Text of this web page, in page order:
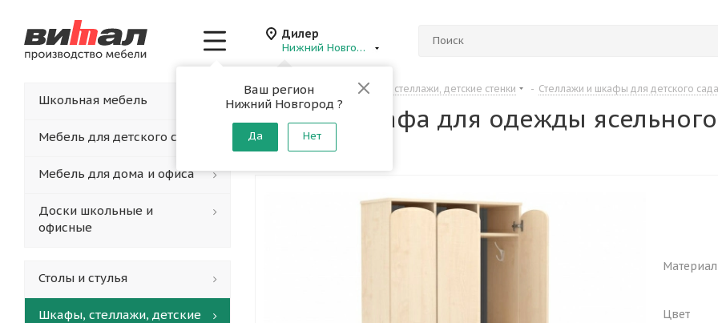
Дилер
Нижний Новгород
Ваш регион
Нижний Новгород ?
Да Нет
Главная - Каталог Шкафы, стеллажи, детские стенки - Стеллажи и шкафы для детского сада
Корпус шкафа для одежды
мест
Материал
Цвет
Школьная мебель
Мебель для детского сада
Мебель для дома и офиса
Доски школьные и
офисные
Столы и стулья
Шкафы, стеллажи, детские